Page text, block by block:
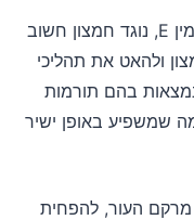
שקדים ואגוזים מהווים מקור עשיר לויטמין E, נוגד חמצון חשוב
ולהאט את תהליכי
בהם תורמות
שמשפיע באופן ישיר
מרקם העור, להפחית